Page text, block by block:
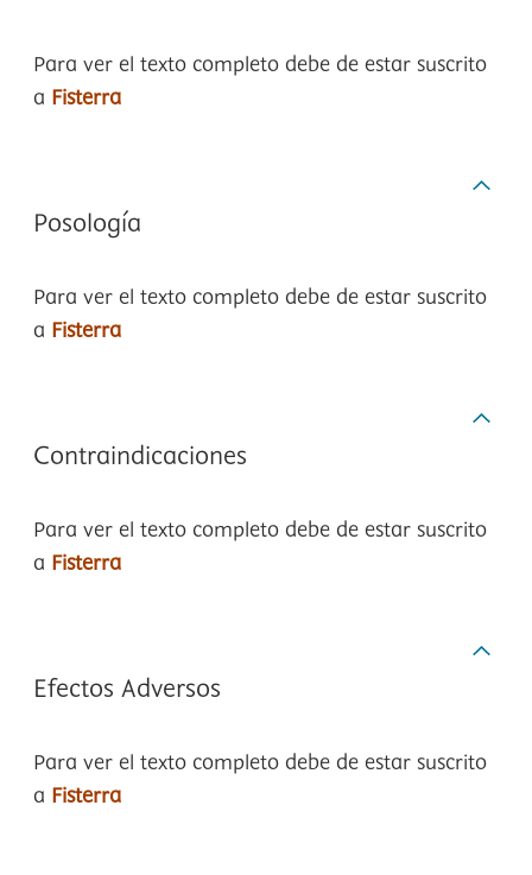
Para ver el texto completo debe de estar suscrito
a Fisterra
Posología
Para ver el texto completo debe de estar suscrito
a Fisterra
Contraindicaciones
Para ver el texto completo debe de estar suscrito
a Fisterra
Efectos Adversos
Para ver el texto completo debe de estar suscrito
a Fisterra